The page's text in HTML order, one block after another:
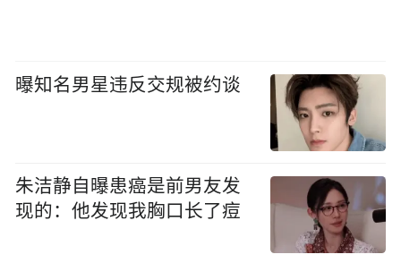
曝知名男星违反交规被约谈
朱洁静自曝患癌是前男友发
现的：他发现我胸口长了痘